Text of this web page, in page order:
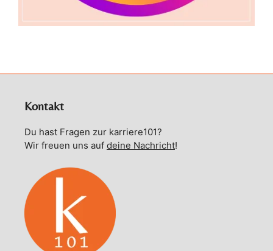
Kontakt
Du hast Fragen zur karriere101?
Wir freuen uns auf deine Nachricht!